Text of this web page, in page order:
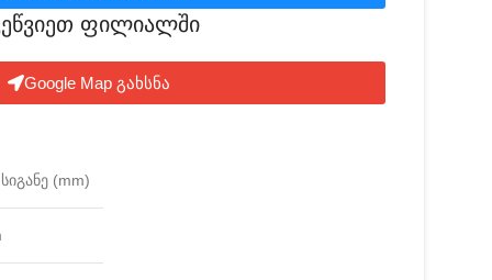
ფილიალში​
Google Map გახსნა
(mm)